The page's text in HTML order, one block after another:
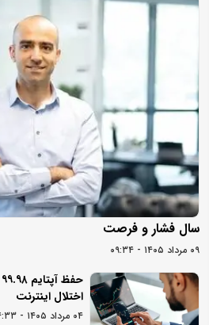
سال فشار و فرصت
۰۹ مرداد ۱۴۰۵ - ۰۹:۳۴
اختلال اینترنت
۰۴ مرداد ۱۴۰۵ - ۱۴:۳۳